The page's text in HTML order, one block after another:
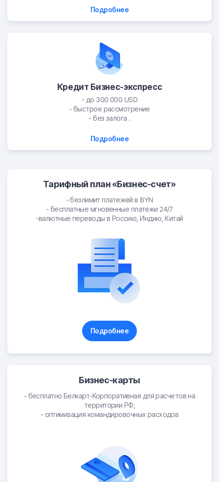
Подробнее
Кредит Бизнес-экспресс
- до 300 000 USD
- быстрое рассмотрение
- без залога .
Подробнее
Тарифный план «Бизнес-счет»
- безлимит платежей в BYN
- бесплатные мгновенные платежи 24/7
-валютные переводы в Россию, Индию, Китай
Подробнее
Бизнес-карты
- бесплатно Белкарт-Корпоративная для расчетов на
территории РФ;
- оптимизация командировочных расходов